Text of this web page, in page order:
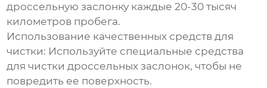
дроссельную заслонку каждые 20-30 тысяч
километров пробега.
Использование качественных средств для
чистки: Используйте специальные средства
для чистки дроссельных заслонок, чтобы не
повредить ее поверхность.